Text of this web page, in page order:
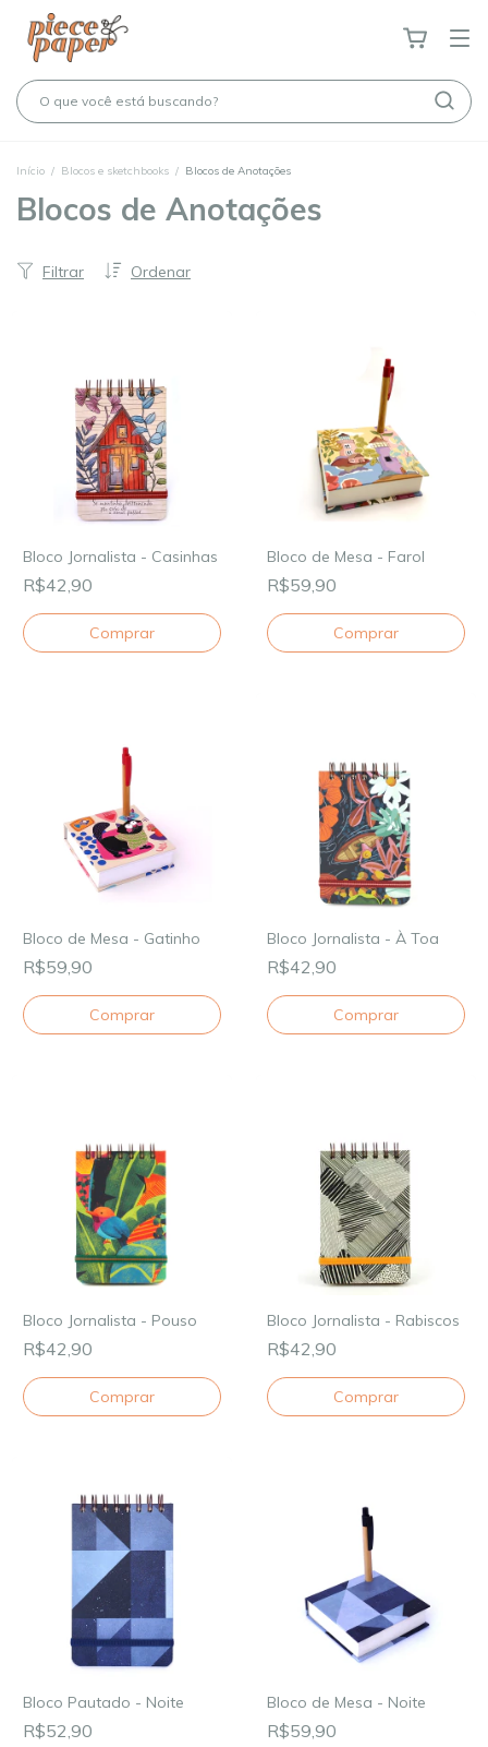
Início / Blocos e sketchbooks / Blocos de Anotações
Blocos de Anotações
Ordenar
Filtrar
Bloco Jornalista - Casinhas
R$42,90
Bloco de Mesa - Farol
R$59,90
Bloco de Mesa - Gatinho
R$59,90
Bloco Jornalista - À Toa
R$42,90
Bloco Jornalista - Pouso
R$42,90
Bloco Jornalista - Rabiscos
R$42,90
Bloco Pautado - Noite
R$52,90
Bloco de Mesa - Noite
R$59,90